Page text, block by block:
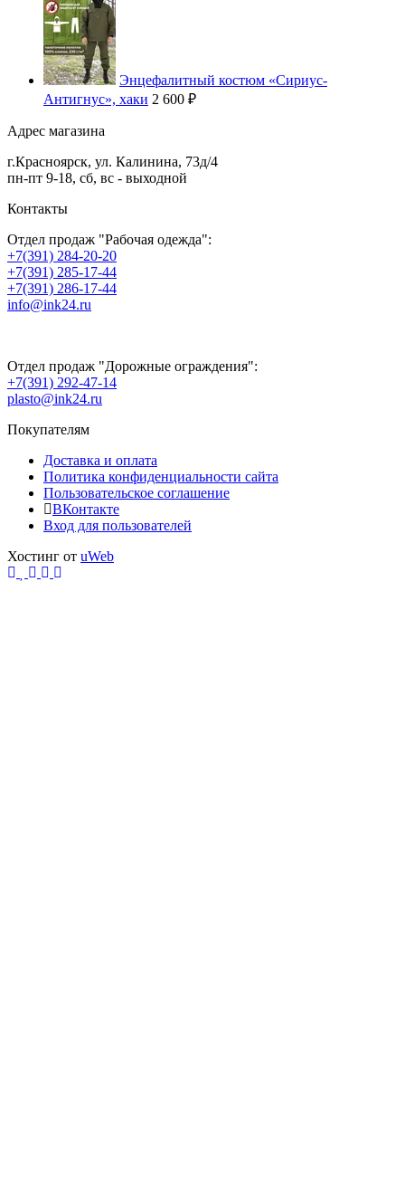
Энцефалитный костюм «Сириус-
Антигнус», хаки 2 600 ₽
Адрес магазина
г.Красноярск, ул. Калинина, 73д/4
пн-пт 9-18, сб, вс - выходной
Контакты
Отдел продаж "Рабочая одежда":
+7(391) 284-20-20
+7(391) 285-17-44
+7(391) 286-17-44
info@ink24.ru
Отдел продаж "Дорожные ограждения":
+7(391) 292-47-14
plasto@ink24.ru
Покупателям
Доставка и оплата
Политика конфиденциальности сайта
Пользовательское соглашение
ВКонтакте
Вход для пользователей
Хостинг от uWeb